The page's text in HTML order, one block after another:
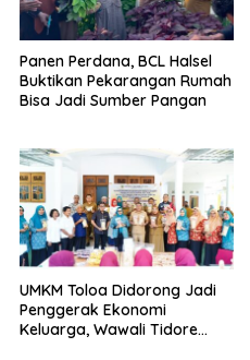
Panen Perdana, BCL Halsel
Buktikan Pekarangan Rumah
Bisa Jadi Sumber Pangan
UMKM Toloa Didorong Jadi
Penggerak Ekonomi
Keluarga, Wawali Tidore